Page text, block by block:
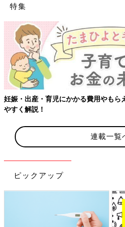
特集
妊娠・出産・育児にかかる費用やもら
やすく解説！
連載一覧
ピックアップ